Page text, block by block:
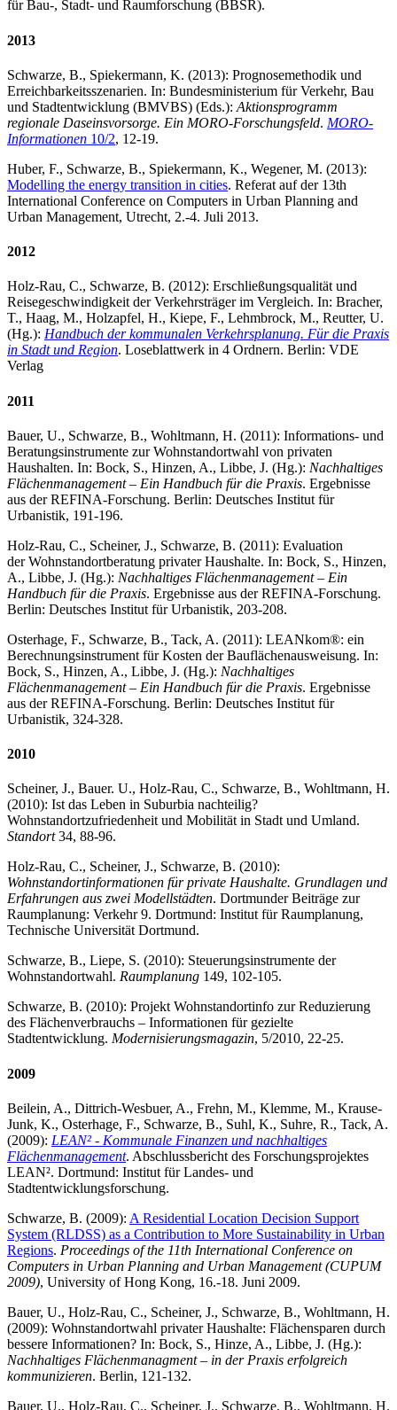
für Bau-, Stadt- und Raumforschung (BBSR).
2013
Schwarze, B., Spiekermann, K. (2013): Prognosemethodik und
Erreichbarkeitsszenarien. In: Bundesministerium für Verkehr, Bau
und Stadtentwicklung (BMVBS) (Eds.): Aktionsprogramm
regionale Daseinsvorsorge. Ein MORO-Forschungsfeld. MORO-
Informationen 10/2, 12-19.
Huber, F., Schwarze, B., Spiekermann, K., Wegener, M. (2013):
Modelling the energy transition in cities. Referat auf der 13th
International Conference on Computers in Urban Planning and
Urban Management, Utrecht, 2.-4. Juli 2013.
2012
Holz-Rau, C., Schwarze, B. (2012): Erschließungsqualität und
Reisegeschwindigkeit der Verkehrsträger im Vergleich. In: Bracher,
T., Haag, M., Holzapfel, H., Kiepe, F., Lehmbrock, M., Reutter, U.
(Hg.): Handbuch der kommunalen Verkehrsplanung. Für die Praxis
in Stadt und Region. Loseblattwerk in 4 Ordnern. Berlin: VDE
Verlag
2011
Bauer, U., Schwarze, B., Wohltmann, H. (2011): Informations- und
Beratungsinstrumente zur Wohnstandortwahl von privaten
Haushalten. In: Bock, S., Hinzen, A., Libbe, J. (Hg.): Nachhaltiges
Flächenmanagement – Ein Handbuch für die Praxis. Ergebnisse
aus der REFINA-Forschung. Berlin: Deutsches Institut für
Urbanistik, 191-196.
Holz-Rau, C., Scheiner, J., Schwarze, B. (2011): Evaluation
der Wohnstandortberatung privater Haushalte. In: Bock, S., Hinzen,
A., Libbe, J. (Hg.): Nachhaltiges Flächenmanagement – Ein
Handbuch für die Praxis. Ergebnisse aus der REFINA-Forschung.
Berlin: Deutsches Institut für Urbanistik, 203-208.
Osterhage, F., Schwarze, B., Tack, A. (2011): LEANkom®: ein
Berechnungsinstrument für Kosten der Bauflächenausweisung. In:
Bock, S., Hinzen, A., Libbe, J. (Hg.): Nachhaltiges
Flächenmanagement – Ein Handbuch für die Praxis. Ergebnisse
aus der REFINA-Forschung. Berlin: Deutsches Institut für
Urbanistik, 324-328.
2010
Scheiner, J., Bauer. U., Holz-Rau, C., Schwarze, B., Wohltmann, H.
(2010): Ist das Leben in Suburbia nachteilig?
Wohnstandortzufriedenheit und Mobilität in Stadt und Umland.
Standort34, 88-96.
Holz-Rau, C., Scheiner, J., Schwarze, B. (2010):
Wohnstandortinformationen für private Haushalte. Grundlagen und
Erfahrungen aus zwei Modellstädten. Dortmunder Beiträge zur
Raumplanung: Verkehr 9. Dortmund: Institut für Raumplanung,
Technische Universität Dortmund.
Schwarze, B., Liepe, S. (2010): Steuerungsinstrumente der
Wohnstandortwahl. Raumplanung 149, 102-105.
Schwarze, B. (2010): Projekt Wohnstandortinfo zur Reduzierung
des Flächenverbrauchs – Informationen für gezielte
Stadtentwicklung. Modernisierungsmagazin, 5/2010, 22-25.
2009
Beilein, A., Dittrich-Wesbuer, A., Frehn, M., Klemme, M., Krause-
Junk, K., Osterhage, F., Schwarze, B., Suhl, K., Suhre, R., Tack, A.
(2009): LEAN² - Kommunale Finanzen und nachhaltiges
Flächenmanagement. Abschlussbericht des Forschungsprojektes
LEAN². Dortmund: Institut für Landes- und
Stadtentwicklungsforschung.
Schwarze, B. (2009): A Residential Location Decision Support
System (RLDSS) as a Contribution to More Sustainability in Urban
Regions. Proceedings of the 11th International Conference on
Computers in Urban Planning and Urban Management (CUPUM
2009), University of Hong Kong, 16.-18. Juni 2009.
Bauer, U., Holz-Rau, C., Scheiner, J., Schwarze, B., Wohltmann, H.
(2009): Wohnstandortwahl privater Haushalte: Flächensparen durch
bessere Informationen? In: Bock, S., Hinze, A., Libbe, J. (Hg.):
Nachhaltiges Flächenmanagment – in der Praxis erfolgreich
kommunizieren. Berlin, 121-132.
Bauer, U., Holz-Rau, C., Scheiner, J., Schwarze, B., Wohltmann, H.